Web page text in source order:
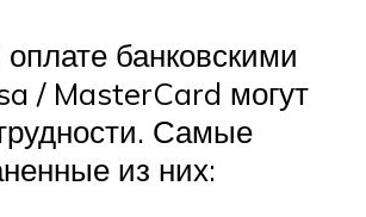
банковскими
/ MasterCard могут
Самые
из них: